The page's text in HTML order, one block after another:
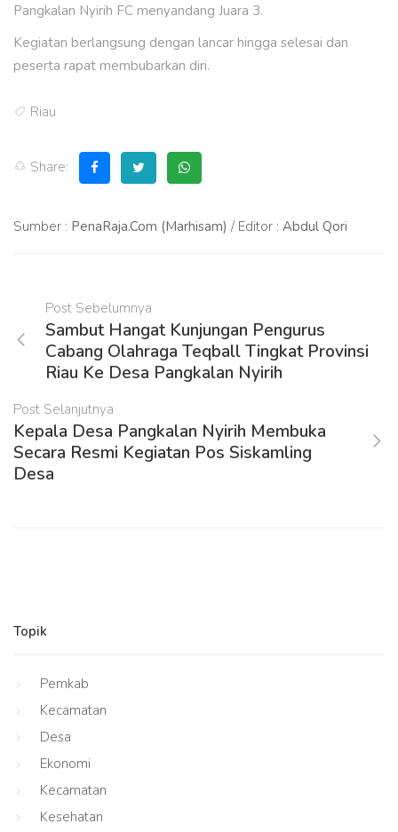
Pangkalan Nyirih FC menyandang Juara 3.
Kegiatan berlangsung dengan lancar hingga selesai dan
peserta rapat membubarkan diri.
Riau
Share:
Sumber : PenaRaja.Com (Marhisam) / Editor : Abdul Qori
Post Sebelumnya
Sambut Hangat Kunjungan Pengurus
Cabang Olahraga Teqball Tingkat Provinsi
Riau Ke Desa Pangkalan Nyirih
Post Selanjutnya
Kepala Desa Pangkalan Nyirih Membuka
Secara Resmi Kegiatan Pos Siskamling
Desa
Topik
Pemkab
Kecamatan
Desa
Ekonomi
Kecamatan
Kesehatan